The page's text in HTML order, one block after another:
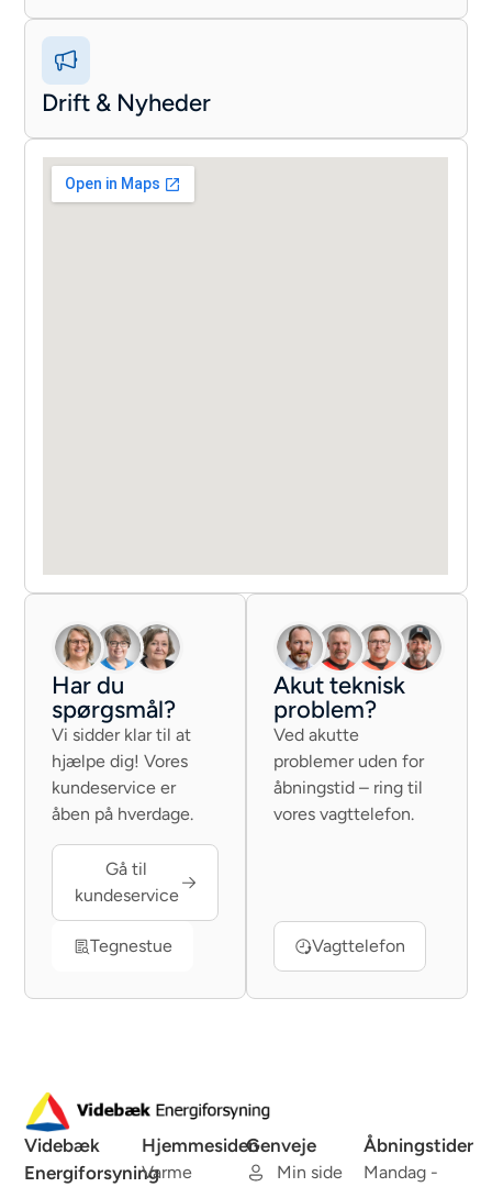
Drift & Nyheder
Har du
spørgsmål?
Vi sidder klar til at
hjælpe dig! Vores
kundeservice er
åben på hverdage.
Gå til
kundeservice
Tegnestue
Akut teknisk
problem?
Ved akutte
problemer uden for
åbningstid – ring til
vores vagttelefon.
Vagttelefon
Videbæk
Energiforsyning
Hjemmesiden
Varme
Genveje
Min side
Åbningstider
Mandag -